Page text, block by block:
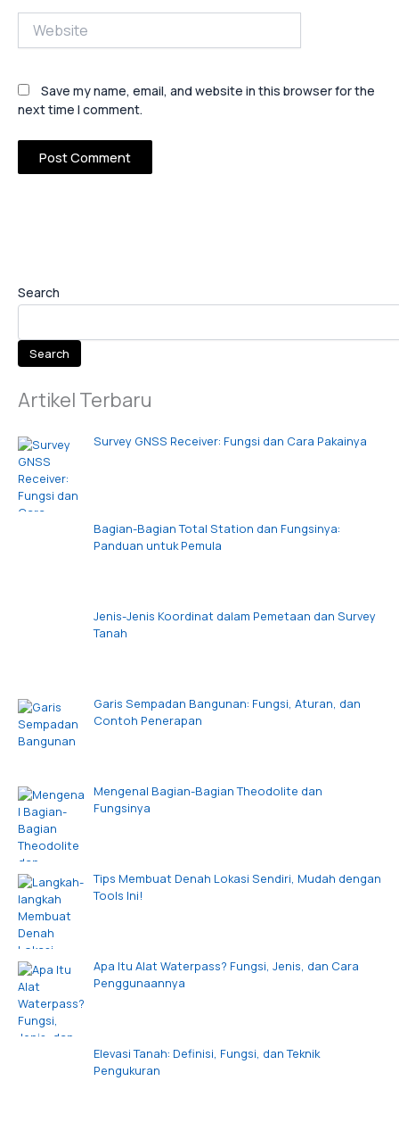
Search
Search
Artikel Terbaru
Survey GNSS Receiver: Fungsi dan Cara Pakainya
Bagian-Bagian Total Station dan Fungsinya:
Panduan untuk Pemula
Jenis-Jenis Koordinat dalam Pemetaan dan Survey
Tanah
Garis Sempadan Bangunan: Fungsi, Aturan, dan
Contoh Penerapan
Mengenal Bagian-Bagian Theodolite dan
Fungsinya
Tips Membuat Denah Lokasi Sendiri, Mudah dengan
Tools Ini!
Apa Itu Alat Waterpass? Fungsi, Jenis, dan Cara
Penggunaannya
Elevasi Tanah: Definisi, Fungsi, dan Teknik
Pengukuran
Save my name, email, and website in this browser for the
next time I comment.